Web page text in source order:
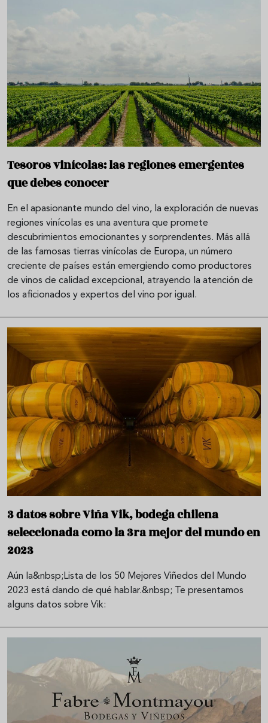
Tesoros vinícolas: las regiones emergentes
que debes conocer
En el apasionante mundo del vino, la exploración de nuevas
regiones vinícolas es una aventura que promete
descubrimientos emocionantes y sorprendentes. Más allá
de las famosas tierras vinícolas de Europa, un número
creciente de países están emergiendo como productores
de vinos de calidad excepcional, atrayendo la atención de
los aficionados y expertos del vino por igual.
3 datos sobre Viña Vik, bodega chilena
seleccionada como la 3ra mejor del mundo en
2023
Aún la&nbsp;Lista de los 50 Mejores Viñedos del Mundo
2023 está dando de qué hablar.&nbsp; Te presentamos
alguns datos sobre Vik: